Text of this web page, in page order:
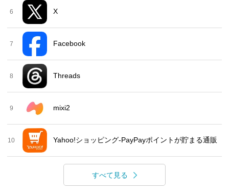
6 X
7 Facebook
8 Threads
9 mixi2
10 Yahoo!ショッピング-PayPayポイントが貯まる通販
すべて見る